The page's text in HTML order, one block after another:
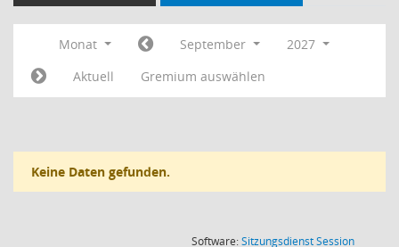
Monat September
2027
Aktuell
Gremium auswählen
Keine Daten gefunden.
Software:SitzungsdienstSession(Wird in